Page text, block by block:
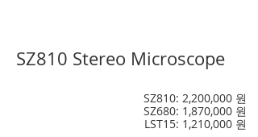
SZ810 Stereo Microscope
SZ810: 2,200,000 원
​SZ680: 1,870,000 원
LST15: 1,210,000 원